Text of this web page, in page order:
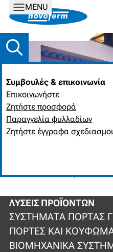
MENU
Συμβουλές & επικοινωνία
Επικοινωνήστε
Ζητήστε προσφορά
Παραγγελία φυλλαδίων
Ζητήστε έγγραφα
ΑΡΧΙΚΉ ΣΕΛΊΔΑ
ΛΎΣΕΙΣ ΠΡΟΪΌΝΤΩΝ
ΣΥΣΤΉΜΑΤΑ ΠΌΡΤΑΣ
ΠΌΡΤΕΣ ΚΑΙ
ΒΙΟΜΗΧΑΝΙΚΆ